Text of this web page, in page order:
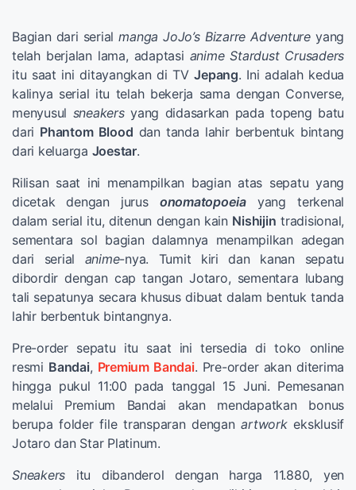
Bagian dari serialmanga JoJo’s Bizarre Adventureyang
telah berjalan lama, adaptasi anime Stardust Crusaders
itu saat ini ditayangkan di TVJepang. Ini adalah kedua
kalinya serial itu telah bekerja sama dengan Converse,
menyusul sneakersyang didasarkan pada topeng batu
dari Phantom Blood dan tanda lahir berbentuk bintang
dari keluarga Joestar.
Rilisan saat ini menampilkan bagian atas sepatu yang
dicetak dengan jurus onomatopoeiayang terkenal
dalam serial itu, ditenun dengan kain Nishijin tradisional,
sementara sol bagian dalamnya menampilkan adegan
dari serial anime-nya. Tumit kiri dan kanan sepatu
dibordir dengan cap tangan Jotaro, sementara lubang
tali sepatunya secara khusus dibuat dalam bentuk tanda
lahir berbentuk bintangnya.
Pre-order sepatu itu saat ini tersedia di toko online
resmi Bandai, Premium Bandai. Pre-order akan diterima
hingga pukul 11:00 pada tanggal 15 Juni. Pemesanan
melalui Premium Bandai akan mendapatkan bonus
berupa folder file transparan denganartworkeksklusif
Jotaro dan Star Platinum.
Sneakers itu dibanderol dengan harga 11.880, yen